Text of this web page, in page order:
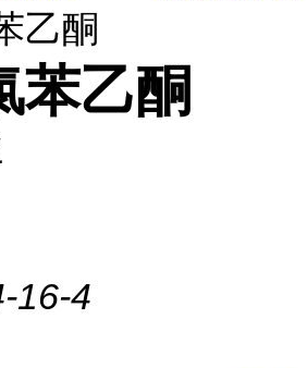
乙酮
苯乙酮
16-4